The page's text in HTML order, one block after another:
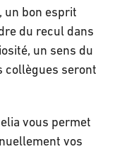
un bon esprit
du recul dans
un sens du
collègues seront
vous permet
vos